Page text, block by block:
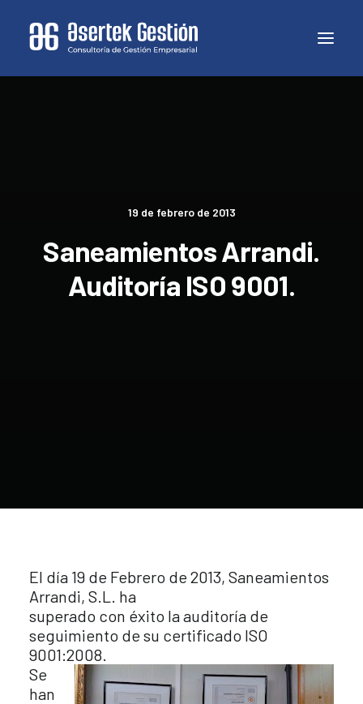
19 de febrero de 2013
Saneamientos Arrandi.
Auditoría ISO 9001.
El día 19 de Febrero de 2013, Saneamientos
Arrandi, S.L. ha
superado con éxito la auditoría de
seguimiento de su certificado ISO
9001:2008.
Se
han